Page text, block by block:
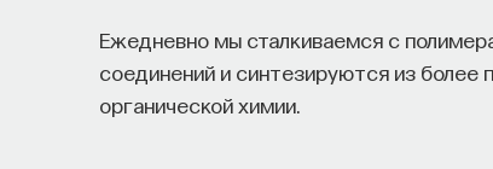
Ежедневно мы сталкиваемся с
соединений и синтезируются из
органической химии.